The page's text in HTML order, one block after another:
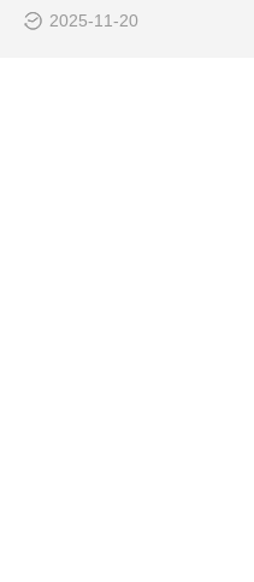
2025-11-20